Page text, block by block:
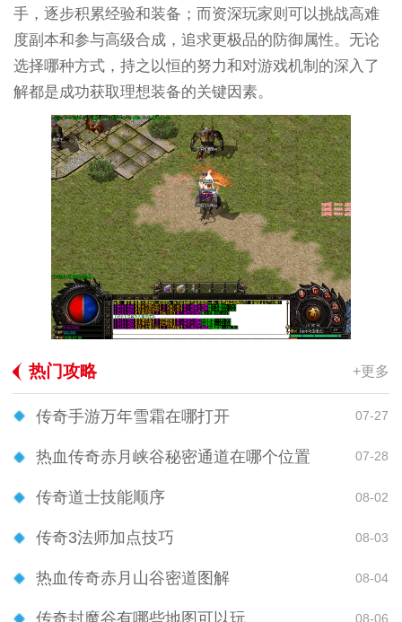
手，逐步积累经验和装备；而资深玩家则可以挑战高难
度副本和参与高级合成，追求更极品的防御属性。无论
选择哪种方式，持之以恒的努力和对游戏机制的深入了
解都是成功获取理想装备的关键因素。
热门攻略 +更多
传奇手游万年雪霜在哪打开 07-27
热血传奇赤月峡谷秘密通道在哪个位置 07-28
传奇道士技能顺序 08-02
传奇3法师加点技巧 08-03
热血传奇赤月山谷密道图解 08-04
08-06